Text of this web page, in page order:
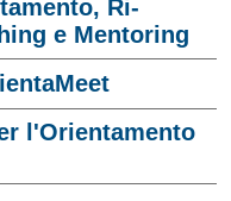
Ri-
e Mentoring
l'Orientamento